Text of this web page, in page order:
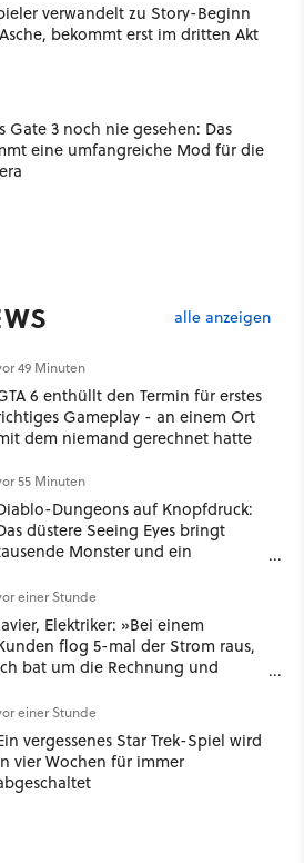
verwandelt zu Story-Beginn
bekommt erst im dritten Akt
Gate 3 noch nie gesehen: Das
eine umfangreiche Mod für die
alle anzeigen
49 Minuten
6 enthüllt den Termin für erstes
Gameplay - an einem Ort
dem niemand gerechnet hatte
55 Minuten
Dungeons auf Knopfdruck:
düstere Seeing Eyes bringt
Monster und ein
feuern
einer Stunde
Elektriker: »Bei einem
flog 5-mal der Strom raus,
bat um die Rechnung und
unterschiedliche vertragliche
hatte«
einer Stunde
vergessenes Star Trek-Spiel wird
vier Wochen für immer